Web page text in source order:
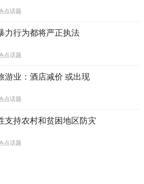
点话题
力行为都将严正执法
点话题
游业：酒店减价 或出现
点话题
支持农村和贫困地区防灾
点话题